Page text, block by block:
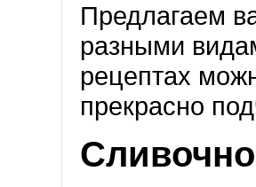
Предлагаем
разными
рецептах
прекрасно